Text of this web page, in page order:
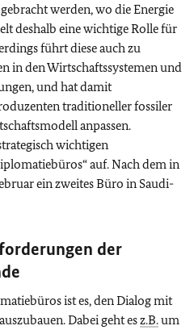
werden, wo die Energie
deshalb eine wichtige Rolle für
führt diese auch zu
in den Wirtschaftssystemen und
und hat damit
traditioneller fossiler
anpassen.
wichtigen
auf. Nach dem in
ein zweites Büro in Saudi-
der
ist es, den Dialog mit
Dabei geht esz.B.um